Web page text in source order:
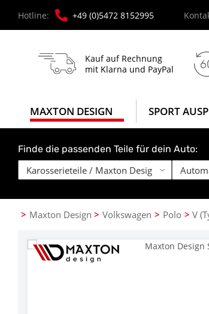
Hotline: +49 (0)5472 8152995
Kauf auf Rechnung
mit Klarna und PayPal
MAXTON DESIGN SPORT
Finde die passenden Teile für dein Auto:
Maxton Design Volkswagen Polo V